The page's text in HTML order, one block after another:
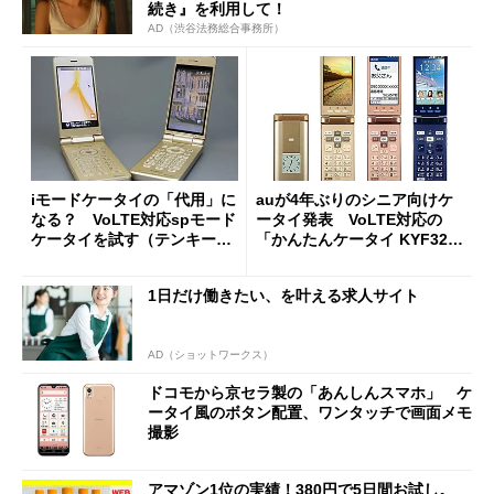
続き』を利用して！
AD（渋谷法務総合事務所）
iモードケータイの「代用」に
なる？ VoLTE対応spモード
ケータイを試す（テンキー操
auが4年ぶりのシニア向けケ
ータイ発表 VoLTE対応の
「かんたんケータイ KYF32」
1日だけ働きたい、を叶える求人サイト
AD（ショットワークス）
ドコモから京セラ製の「あんしんスマホ」 ケ
ータイ風のボタン配置、ワンタッチで画面メモ
撮影
アマゾン1位の実績！380円で5日間お試し。